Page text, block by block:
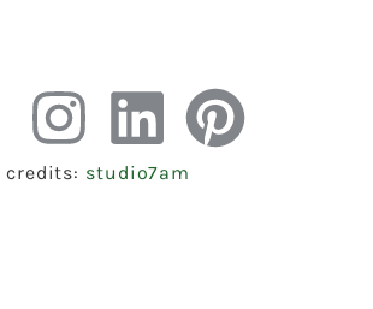
credits: studio7am